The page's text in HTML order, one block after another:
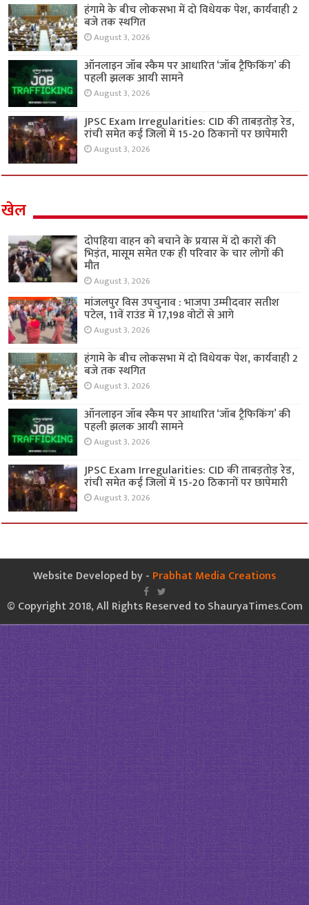
हंगामे के बीच लोकसभा में दो विधेयक पेश, कार्यवाही 2
बजे तक स्थगित
August 3, 2026
ऑनलाइन जॉब स्कैम पर आधारित ‘जॉब ट्रैफिकिंग’ की
पहली झलक आयी सामने
August 3, 2026
JPSC Exam Irregularities: CID की ताबड़तोड़ रेड,
रांची समेत कई जिलों में 15-20 ठिकानों पर छापेमारी
August 3, 2026
खेल
दोपहिया वाहन को बचाने के प्रयास में दो कारों की
भिड़ंत, मासूम समेत एक ही परिवार के चार लोगों की
मौत
August 3, 2026
मांजलपुर विस उपचुनाव : भाजपा उम्मीदवार सतीश
पटेल, 11वें राउंड में 17,198 वोटों से आगे
August 3, 2026
हंगामे के बीच लोकसभा में दो विधेयक पेश, कार्यवाही 2
बजे तक स्थगित
August 3, 2026
ऑनलाइन जॉब स्कैम पर आधारित ‘जॉब ट्रैफिकिंग’ की
पहली झलक आयी सामने
August 3, 2026
JPSC Exam Irregularities: CID की ताबड़तोड़ रेड,
रांची समेत कई जिलों में 15-20 ठिकानों पर छापेमारी
August 3, 2026
Website Developed by - Prabhat Media Creations
© Copyright 2018, All Rights Reserved to ShauryaTimes.Com